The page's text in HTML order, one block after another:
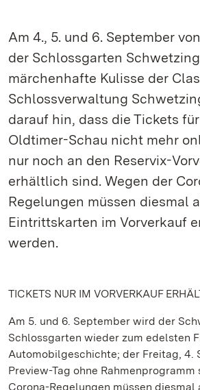
Am 4., 5. und 6. September
der Schlossgarten
märchenhafte Kulisse der
Schlossverwaltung
darauf hin, dass die Tickets
Oldtimer-Schau nicht mehr
nur noch an den Reservix-
erhältlich sind. Wegen der
Regelungen müssen diesmal
Eintrittskarten im Vorverkauf
werden.
TICKETS NUR IM VORVERKAUF
Am 5. und 6. September wird der
Schlossgarten wieder zum edelsten
Automobilgeschichte; der Freitag, 4.
Preview-Tag ohne Rahmenprogramm
Corona-Regelungen müssen